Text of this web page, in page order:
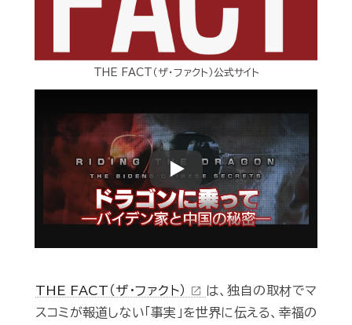
THE FACT（ザ・ファクト）公式サイト
Play
THE FACT（ザ・ファクト） open_in_new は、独自の取材でマ
スコミが報道しない「事実」を世界に伝える、幸福の